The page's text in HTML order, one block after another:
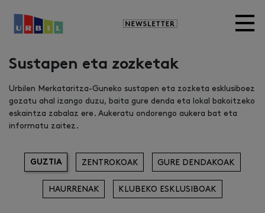
Newsletter
Sustapen eta zozketak
Urbilen Merkataritza-Guneko sustapen eta zozketa esklusiboez
gozatu ahal izango duzu, baita gure denda eta lokal bakoitzeko
eskaintza zabalaz ere. Aukeratu ondorengo aukera bat eta
informatu zaitez.
GUZTIA ZENTROKOAK GURE DENDAKOAK
HAURRENAK KLUBEKO ESKLUSIBOAK